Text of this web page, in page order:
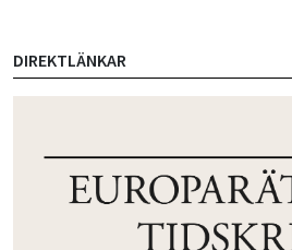
DIREKTLÄNKAR